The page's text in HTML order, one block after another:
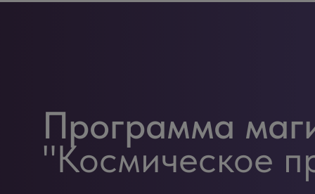
Программа
"Космическое